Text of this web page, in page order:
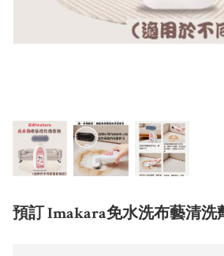
預訂 Imakara免水洗布藝清洗